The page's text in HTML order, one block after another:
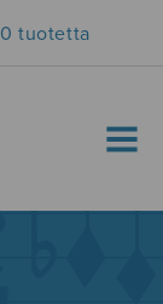
0 tuotetta
MENU